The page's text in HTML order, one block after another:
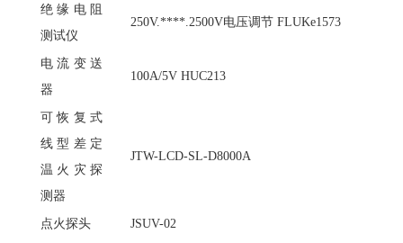
绝缘电阻
测试仪
250V.****.2500V电压调节 FLUKe1573
电流变送
器
100A/5V HUC213
可恢复式
线型差定
温火灾探
测器
JTW-LCD-SL-D8000A
点火探头 JSUV-02